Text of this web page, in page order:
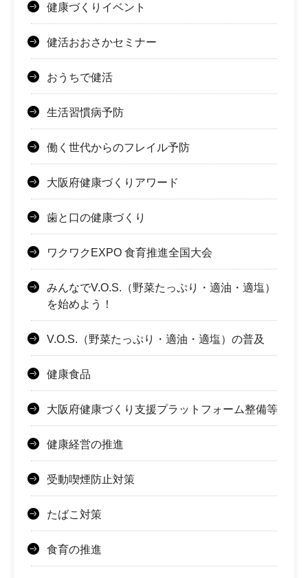
健康づくりイベント
健活おおさかセミナー
おうちで健活
生活習慣病予防
働く世代からのフレイル予防
大阪府健康づくりアワード
歯と口の健康づくり
ワクワクEXPO 食育推進全国大会
みんなでV.O.S.（野菜たっぷり・適油・適塩）
を始めよう！
V.O.S.（野菜たっぷり・適油・適塩）の普及
健康食品
大阪府健康づくり支援プラットフォーム整備等
健康経営の推進
受動喫煙防止対策
たばこ対策
食育の推進